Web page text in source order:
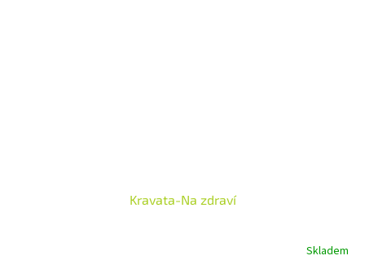
Kravata-Na zdraví
Skladem